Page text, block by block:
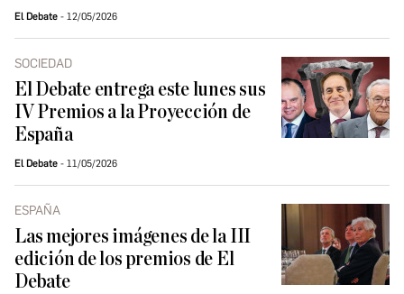
El Debate 12/05/2026
SOCIEDAD
El Debate entrega este lunes sus
IV Premios a la Proyección de
España
El Debate 11/05/2026
ESPAÑA
Las mejores imágenes de la III
edición de los premios de El
Debate